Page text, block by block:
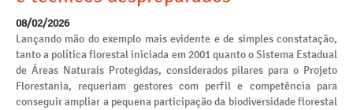
08/02/2026
Lançando mão do exemplo mais evidente e de simples constatação,
tanto a política florestal iniciada em 2001 quanto o Sistema Estadual
de Áreas Naturais Protegidas, considerados pilares para o Projeto
Florestania, requeriam gestores com perfil e competência para
conseguir ampliar a pequena participação da biodiversidade florestal